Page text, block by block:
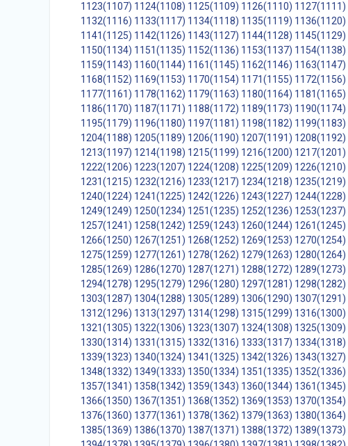
1123(1107) 1124(1108) 1125(1109) 1126(1110) 1127(1111)
1132(1116) 1133(1117) 1134(1118) 1135(1119) 1136(1120)
1141(1125) 1142(1126) 1143(1127) 1144(1128) 1145(1129)
1150(1134) 1151(1135) 1152(1136) 1153(1137) 1154(1138)
1159(1143) 1160(1144) 1161(1145) 1162(1146) 1163(1147)
1168(1152) 1169(1153) 1170(1154) 1171(1155) 1172(1156)
1177(1161) 1178(1162) 1179(1163) 1180(1164) 1181(1165)
1186(1170) 1187(1171) 1188(1172) 1189(1173) 1190(1174)
1195(1179) 1196(1180) 1197(1181) 1198(1182) 1199(1183)
1204(1188) 1205(1189) 1206(1190) 1207(1191) 1208(1192)
1213(1197) 1214(1198) 1215(1199) 1216(1200) 1217(1201)
1222(1206) 1223(1207) 1224(1208) 1225(1209) 1226(1210)
1231(1215) 1232(1216) 1233(1217) 1234(1218) 1235(1219)
1240(1224) 1241(1225) 1242(1226) 1243(1227) 1244(1228)
1249(1249) 1250(1234) 1251(1235) 1252(1236) 1253(1237)
1257(1241) 1258(1242) 1259(1243) 1260(1244) 1261(1245)
1266(1250) 1267(1251) 1268(1252) 1269(1253) 1270(1254)
1275(1259) 1277(1261) 1278(1262) 1279(1263) 1280(1264)
1285(1269) 1286(1270) 1287(1271) 1288(1272) 1289(1273)
1294(1278) 1295(1279) 1296(1280) 1297(1281) 1298(1282)
1303(1287) 1304(1288) 1305(1289) 1306(1290) 1307(1291)
1312(1296) 1313(1297) 1314(1298) 1315(1299) 1316(1300)
1321(1305) 1322(1306) 1323(1307) 1324(1308) 1325(1309)
1330(1314) 1331(1315) 1332(1316) 1333(1317) 1334(1318)
1339(1323) 1340(1324) 1341(1325) 1342(1326) 1343(1327)
1348(1332) 1349(1333) 1350(1334) 1351(1335) 1352(1336)
1357(1341) 1358(1342) 1359(1343) 1360(1344) 1361(1345)
1366(1350) 1367(1351) 1368(1352) 1369(1353) 1370(1354)
1376(1360) 1377(1361) 1378(1362) 1379(1363) 1380(1364)
1385(1369) 1386(1370) 1387(1371) 1388(1372) 1389(1373)